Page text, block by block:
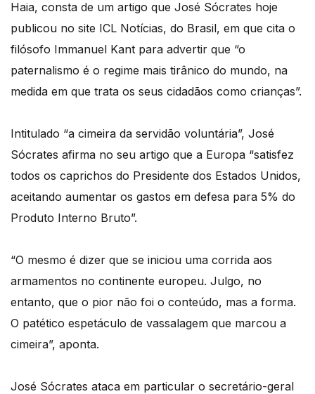
Haia, consta de um artigo que José Sócrates hoje
publicou no site ICL Notícias, do Brasil, em que cita o
filósofo Immanuel Kant para advertir que “o
paternalismo é o regime mais tirânico do mundo, na
medida em que trata os seus cidadãos como crianças”.
Intitulado “a cimeira da servidão voluntária”, José
Sócrates afirma no seu artigo que a Europa “satisfez
todos os caprichos do Presidente dos Estados Unidos,
aceitando aumentar os gastos em defesa para 5% do
Produto Interno Bruto”.
“O mesmo é dizer que se iniciou uma corrida aos
armamentos no continente europeu. Julgo, no
entanto, que o pior não foi o conteúdo, mas a forma.
O patético espetáculo de vassalagem que marcou a
cimeira”, aponta.
José Sócrates ataca em particular o secretário-geral